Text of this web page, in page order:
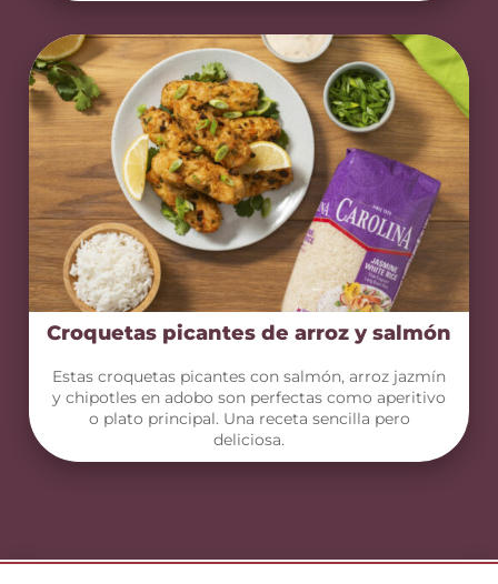
Croquetas picantes de arroz y salmón
Estas croquetas picantes con salmón, arroz jazmín
y chipotles en adobo son perfectas como aperitivo
o plato principal. Una receta sencilla pero
deliciosa.